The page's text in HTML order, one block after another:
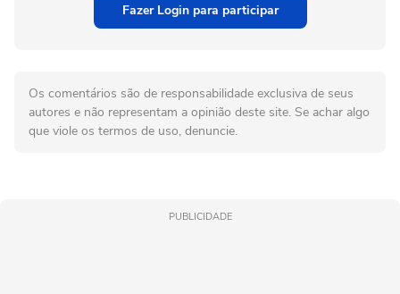
Fazer Login para participar
Os comentários são de responsabilidade exclusiva de seus
autores e não representam a opinião deste site. Se achar algo
que viole os termos de uso, denuncie.
PUBLICIDADE